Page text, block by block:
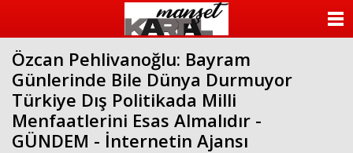
Özcan Pehlivanoğlu: Bayram
Günlerinde Bile Dünya Durmuyor
Türkiye Dış Politikada Milli
Menfaatlerini Esas Almalıdır -
GÜNDEM - İnternetin Ajansı
KATEGORİLER